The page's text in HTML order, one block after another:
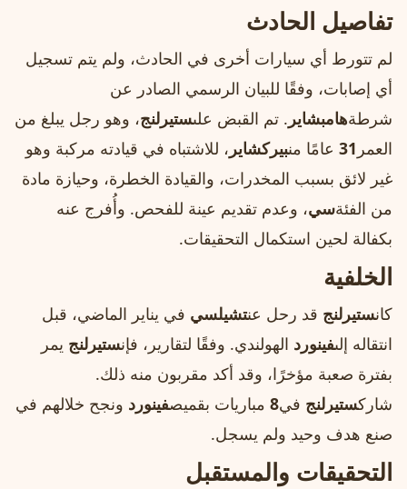
تفاصيل الحادث
لم تتورط أي سيارات أخرى في الحادث، ولم يتم تسجيل
أي إصابات، وفقًا للبيان الرسمي الصادر عن
شرطةهامبشاير . تم القبض علىستيرلنج، وهو رجل يبلغ من
العمر 31 عامًا منبيركشاير ، للاشتباه في قيادته مركبة وهو
غير لائق بسبب المخدرات، والقيادة الخطرة، وحيازة مادة
من الفئةسي، وعدم تقديم عينة للفحص. وأُفرج عنه
بكفالة لحين استكمال التحقيقات.
الخلفية
كانستيرلنج قد رحل عنتشيلسي في يناير الماضي، قبل
انتقاله إلىفينورد الهولندي. وفقًا لتقارير، فإنستيرلنج يمر
بفترة صعبة مؤخرًا، وقد أكد مقربون منه ذلك.
شاركستيرلنج في8 مباريات بقميصفينورد ونجح خلالهم في
صنع هدف وحيد ولم يسجل.
التحقيقات والمستقبل